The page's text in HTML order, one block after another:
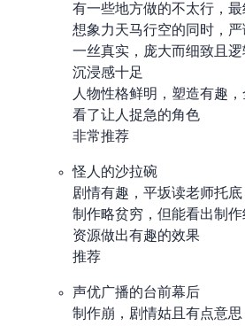
有一些地方做的不太行)，
想象力天马行空的同时，
一丝真实(?)，庞大而细致且
沉浸感十足
人物性格鲜明，塑造有趣
看了让人捉急的角色
非常推荐
怪人的沙拉碗
剧情有趣，平坂读老师托底
制作略贫穷，但能看出制
资源做出有趣的效果
推荐
声优广播的台前幕后
制作崩，剧情姑且有点意思